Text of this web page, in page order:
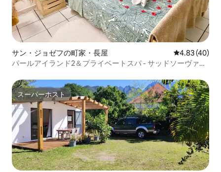
サン・ジョゼフの町家・長屋 レビュー40
4.83 (40)
パールアイランド2＆プライベートスパ - サッドソーヴァー
スーパーホスト
スーパーホスト